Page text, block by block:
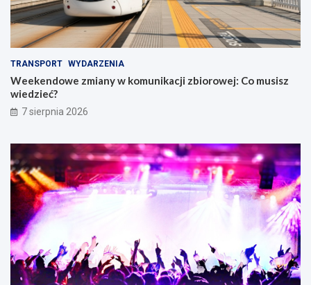
TRANSPORT WYDARZENIA
Weekendowe zmiany w komunikacji zbiorowej: Co musisz
wiedzieć?
7 sierpnia 2026